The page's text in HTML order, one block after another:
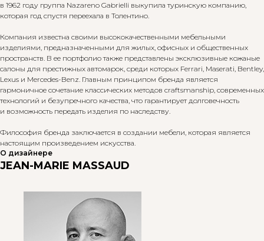
в 1962 году группа Nazareno Gabrielli выкупила туринскую компанию,
которая год спустя переехала в Толентино.
Компания известна своими высококачественными мебельными
изделиями, предназначенными для жилых, офисных и общественных
пространств. В ее портфолио также представлены эксклюзивные кожаные
салоны для престижных автомарок, среди которых Ferrari, Maserati, Bentley,
Lexus и Mercedes-Benz. Главным принципом бренда является
гармоничное сочетание классических методов craftsmanship, современных
технологий и безупречного качества, что гарантирует долговечность
и возможность передать изделия по наследству.
Философия бренда заключается в создании мебели, которая является
настоящим произведением искусства.
О дизайнере
JEAN-MARIE MASSAUD